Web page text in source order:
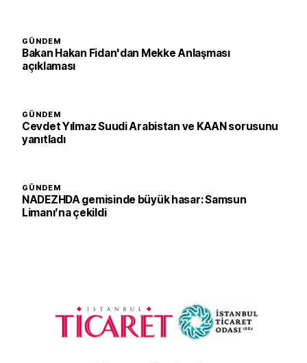
GÜNDEM
Bakan Hakan Fidan'dan Mekke Anlaşması
açıklaması
GÜNDEM
Cevdet Yılmaz Suudi Arabistan ve KAAN sorusunu
yanıtladı
GÜNDEM
NADEZHDA gemisinde büyük hasar: Samsun
Limanı’na çekildi